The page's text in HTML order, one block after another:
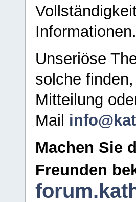
Informationen.
Unseriöse
solche
Mitteilung
Mail
Machen Sie
Freunden